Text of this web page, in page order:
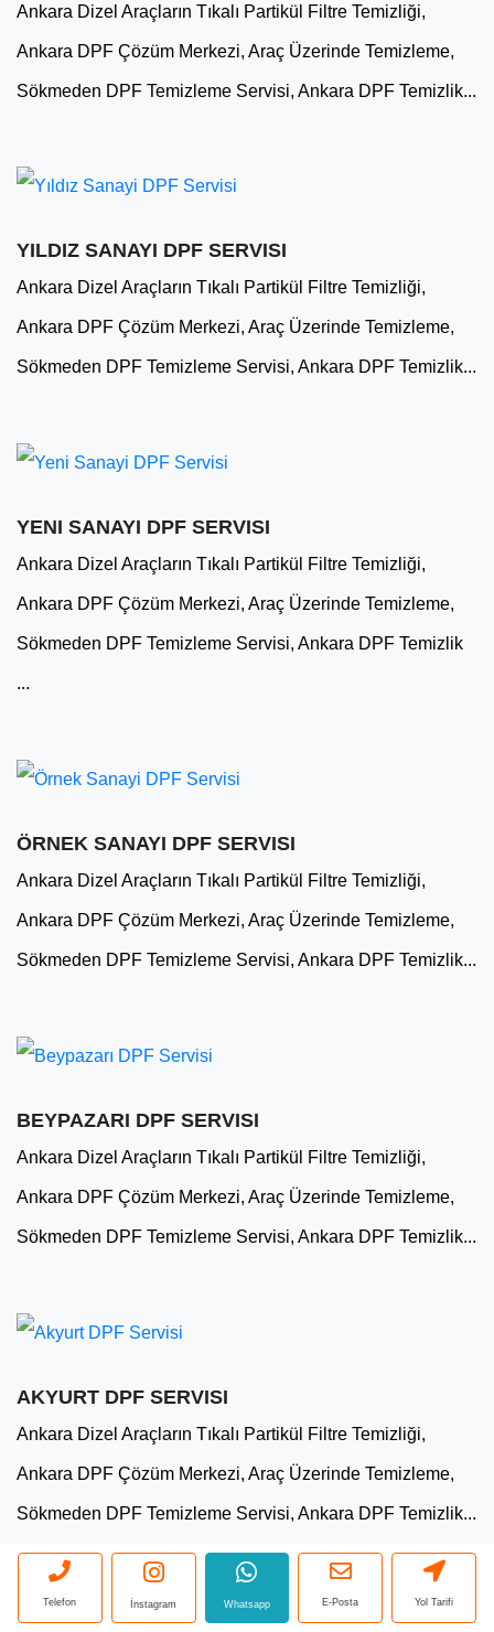
Telefon İnstagram Whatsapp E-Posta Yol Tarifi
Ankara Dizel Araçların Tıkalı Partikül Filtre Temizliği,
Ankara DPF Çözüm Merkezi, Araç Üzerinde Temizleme,
Sökmeden DPF Temizleme Servisi, Ankara DPF Temizlik...
YILDIZ SANAYI DPF SERVISI
Ankara Dizel Araçların Tıkalı Partikül Filtre Temizliği,
Ankara DPF Çözüm Merkezi, Araç Üzerinde Temizleme,
Sökmeden DPF Temizleme Servisi, Ankara DPF Temizlik...
YENI SANAYI DPF SERVISI
Ankara Dizel Araçların Tıkalı Partikül Filtre Temizliği,
Ankara DPF Çözüm Merkezi, Araç Üzerinde Temizleme,
Sökmeden DPF Temizleme Servisi, Ankara DPF Temizlik
...
ÖRNEK SANAYI DPF SERVISI
Ankara Dizel Araçların Tıkalı Partikül Filtre Temizliği,
Ankara DPF Çözüm Merkezi, Araç Üzerinde Temizleme,
Sökmeden DPF Temizleme Servisi, Ankara DPF Temizlik...
BEYPAZARI DPF SERVISI
Ankara Dizel Araçların Tıkalı Partikül Filtre Temizliği,
Ankara DPF Çözüm Merkezi, Araç Üzerinde Temizleme,
Sökmeden DPF Temizleme Servisi, Ankara DPF Temizlik...
AKYURT DPF SERVISI
Ankara Dizel Araçların Tıkalı Partikül Filtre Temizliği,
Ankara DPF Çözüm Merkezi, Araç Üzerinde Temizleme,
Sökmeden DPF Temizleme Servisi, Ankara DPF Temizlik...